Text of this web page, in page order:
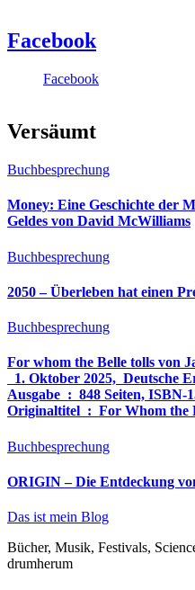
Facebook
Facebook
Versäumt
Buchbesprechung
Money: Eine Geschichte der
Geldes von David McWilliams
Buchbesprechung
2050 – Überleben hat einen
Buchbesprechung
For whom the Belle tolls von
1. Oktober 2025, ‎ Deutsche
Ausgabe ‏ : ‎ 848 Seiten, ISBN-13 ‏ : ‎ 978-3764533694,
Originaltitel ‏ : ‎ For
Buchbesprechung
ORIGIN – Die Entdeckung
Das ist mein Blog
Bücher, Musik, Festivals,
drumherum